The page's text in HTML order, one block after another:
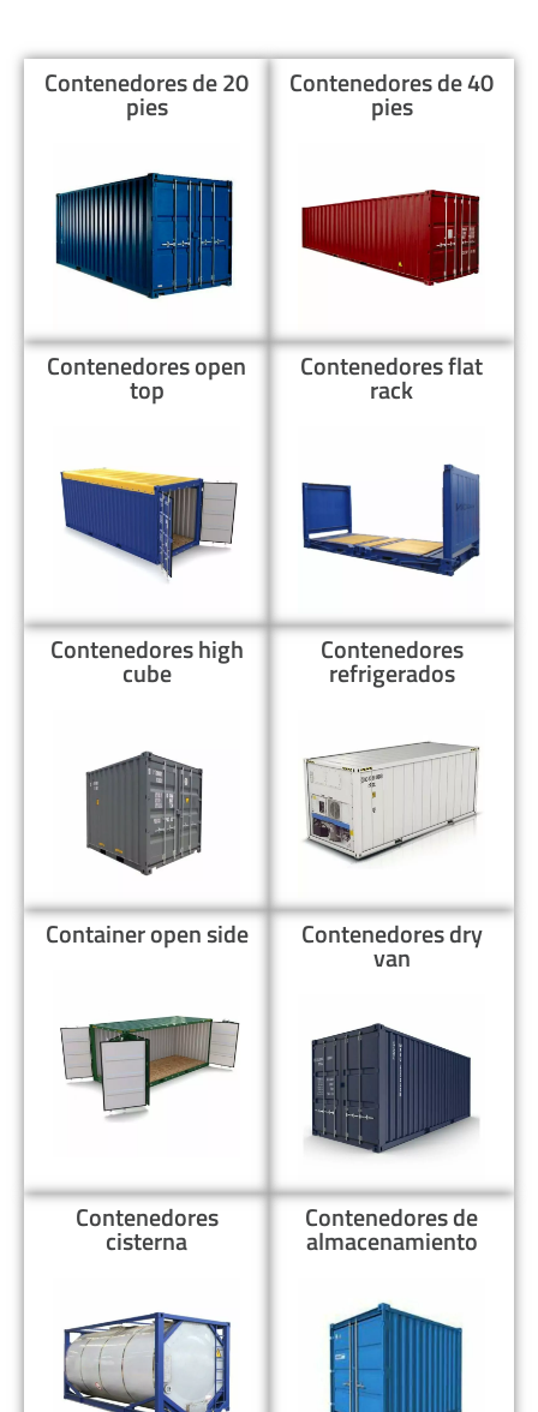
Contenedores de 20
pies
Contenedores de 40
pies
Contenedores open
top
Contenedores flat
rack
Contenedores high
cube
Contenedores
refrigerados
Container open side Contenedores dry
van
Contenedores
cisterna
Contenedores de
almacenamiento